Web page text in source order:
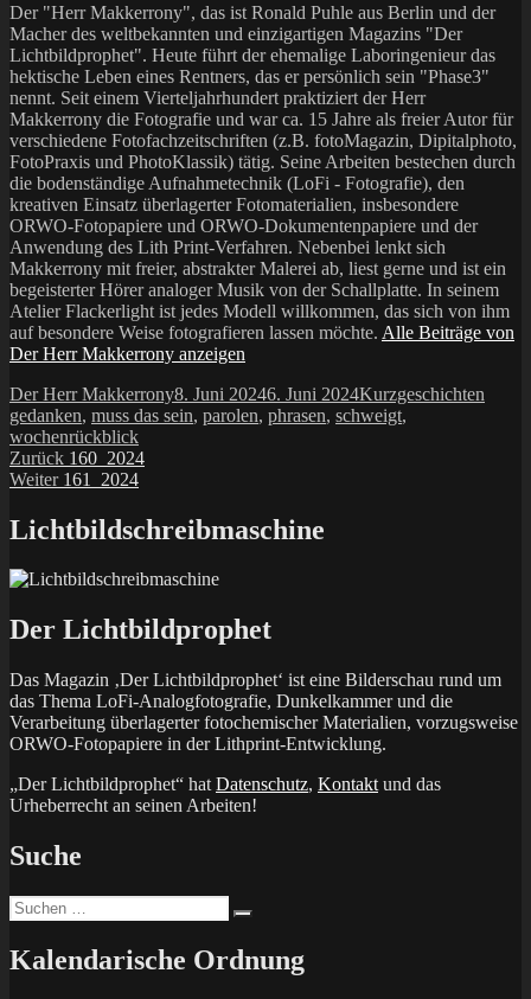
Der "Herr Makkerrony", das ist Ronald Puhle aus Berlin und der
Macher des weltbekannten und einzigartigen Magazins "Der
Lichtbildprophet". Heute führt der ehemalige Laboringenieur das
hektische Leben eines Rentners, das er persönlich sein "Phase3"
nennt. Seit einem Vierteljahrhundert praktiziert der Herr
Makkerrony die Fotografie und war ca. 15 Jahre als freier Autor für
verschiedene Fotofachzeitschriften (z.B. fotoMagazin, Dipitalphoto,
FotoPraxis und PhotoKlassik) tätig. Seine Arbeiten bestechen durch
die bodenständige Aufnahmetechnik (LoFi - Fotografie), den
kreativen Einsatz überlagerter Fotomaterialien, insbesondere
ORWO-Fotopapiere und ORWO-Dokumentenpapiere und der
Anwendung des Lith Print-Verfahren. Nebenbei lenkt sich
Makkerrony mit freier, abstrakter Malerei ab, liest gerne und ist ein
begeisterter Hörer analoger Musik von der Schallplatte. In seinem
Atelier Flackerlight ist jedes Modell willkommen, das sich von ihm
auf besondere Weise fotografieren lassen möchte. Alle Beiträge von
Der Herr Makkerrony anzeigen
Autor
Der Herr MakkerronyVeröffentlicht
am
8. Juni 20246. Juni 2024Kategorien
Kurzgeschichten
gedanken, muss das sein, parolen, phrasen, schweigt,
wochenrückblick
Beitragsnavigation
Zurück Vorheriger
Beitrag:
160_2024
Weiter Nächster
161_2024
Lichtbildschreibmaschine
Der Lichtbildprophet
Das Magazin ‚Der Lichtbildprophet‘ ist eine Bilderschau rund um
das Thema LoFi-Analogfotografie, Dunkelkammer und die
Verarbeitung überlagerter fotochemischer Materialien, vorzugsweise
ORWO-Fotopapiere in der Lithprint-Entwicklung.
„Der Lichtbildprophet“ hat Datenschutz, Kontakt und das
Urheberrecht an seinen Arbeiten!
Suche
Suchen
nach:
Kalendarische Ordnung